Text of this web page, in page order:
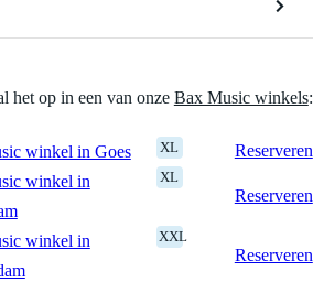
het op in een van onze Bax Music winkels:
winkel in Goes XL
Reserveren
winkel in
XL
Reserveren
winkel in
XXL
Reserveren